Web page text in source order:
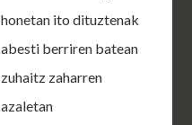
honetan ito dituztenak
abesti berriren batean
zuhaitz zaharren
azaletan